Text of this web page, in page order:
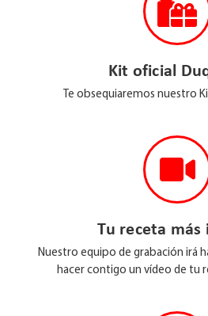
Kit oficial
Te obsequiaremos nuestro
Tu receta más
Nuestro equipo de grabación irá
hacer contigo un vídeo de tu